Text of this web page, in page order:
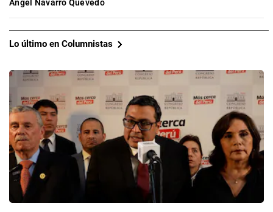
Ángel Navarro Quevedo
Lo último en Columnistas